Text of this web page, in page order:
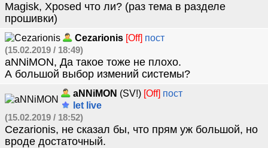
Magisk, Xposed что ли? (раз тема в разделе
прошивки)
Cezarionis [Off] пост
(15.02.2019 / 18:49)
aNNiMON, Да такое тоже не плохо.
А большой выбор измений системы?
aNNiMON (SV!) [Off] пост
let live
(15.02.2019 / 18:52)
Cezarionis, не сказал бы, что прям уж большой, но
вроде достаточный.